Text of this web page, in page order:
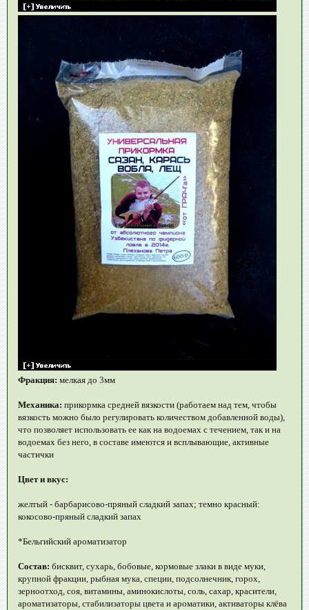
Фракция: мелкая до 3мм
Механика: прикормка средней вязкости (работаем над тем, чтобы
вязкость можно было регулировать количеством добавленной воды),
что позволяет использовать ее как на водоемах с течением, так и на
водоемах без него, в составе имеются и всплывающие, активные
частички
Цвет и вкус:
желтый - барбарисово-пряный сладкий запах; темно красный:
кокосово-пряный сладкий запах
*Бельгийский ароматизатор
Состав: бисквит, сухарь, бобовые, кормовые злаки в виде муки,
крупной фракции, рыбная мука, специи, подсолнечник, горох,
зерноотход, соя, витамины, аминокислоты, соль, сахар, красители,
ароматизаторы, стабилизаторы цвета и ароматики, активаторы клёва